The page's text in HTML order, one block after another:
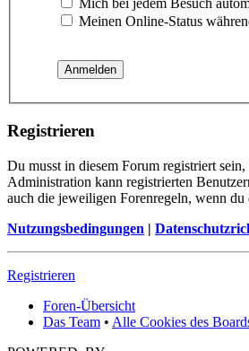
Mich bei jedem Besuch
Meinen Online-Status
Registrieren
Du musst in diesem Forum registriert
Administration kann registrierten
auch die jeweiligen Forenregeln, wenn
Nutzungsbedingungen |
Registrieren
Foren-Übersicht
Das Team • Alle Cookies des